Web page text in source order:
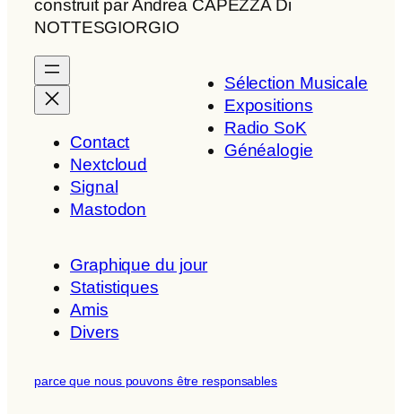
construit par Andrea CAPEZZA Di
NOTTESGIORGIO
Contact
Nextcloud
Signal
Mastodon
Sélection Musicale
Expositions
Radio SoK
Généalogie
Graphique du jour
Statistiques
Amis
Divers
parce que nous pouvons être responsables